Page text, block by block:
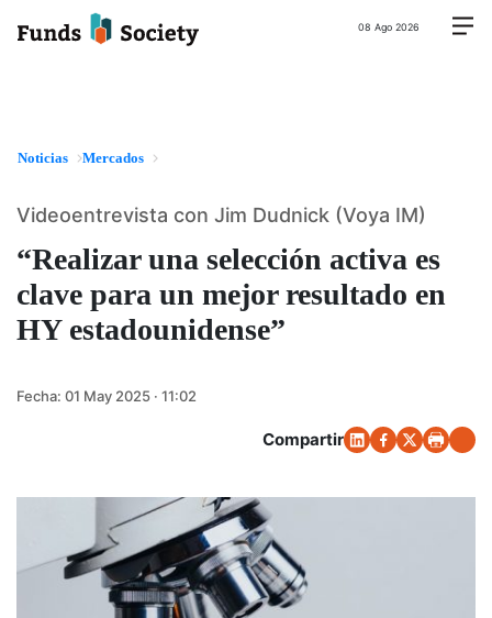
08 Ago 2026
Noticias Mercados
“Realizar una selección activa es
clave para un mejor resultado en
HY estadounidense”
Videoentrevista con Jim Dudnick (Voya IM)
Fecha: 01 May 2025 · 11:02
Compartir